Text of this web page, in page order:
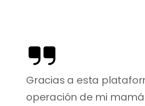
Gracias a esta
operación de mi